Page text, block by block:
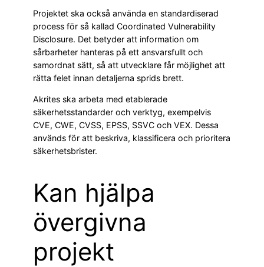
Projektet ska också använda en standardiserad
process för så kallad Coordinated Vulnerability
Disclosure. Det betyder att information om
sårbarheter hanteras på ett ansvarsfullt och
samordnat sätt, så att utvecklare får möjlighet att
rätta felet innan detaljerna sprids brett.
Akrites ska arbeta med etablerade
säkerhetsstandarder och verktyg, exempelvis
CVE, CWE, CVSS, EPSS, SSVC och VEX. Dessa
används för att beskriva, klassificera och prioritera
säkerhetsbrister.
Kan hjälpa
övergivna
projekt